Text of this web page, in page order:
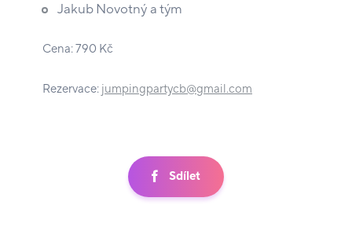
Jakub Novotný a tým
Cena: 790 Kč
Rezervace: jumpingpartycb@gmail.com
Sdílet